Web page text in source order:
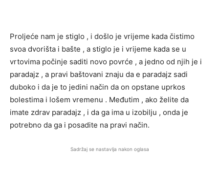
Proljeće nam je stiglo , i došlo je vrijeme kada čistimo
svoa dvorišta i bašte , a stiglo je i vrijeme kada se u
vrtovima počinje saditi novo povrće , a jedno od njih je i
paradajz , a pravi baštovani znaju da e paradajz sadi
duboko i da je to jedini način da on opstane uprkos
bolestima i lošem vremenu . Međutim , ako želite da
imate zdrav paradajz , i da ga ima u izobilju , onda je
potrebno da ga i posadite na pravi način.
Sadržaj se nastavlja nakon oglasa